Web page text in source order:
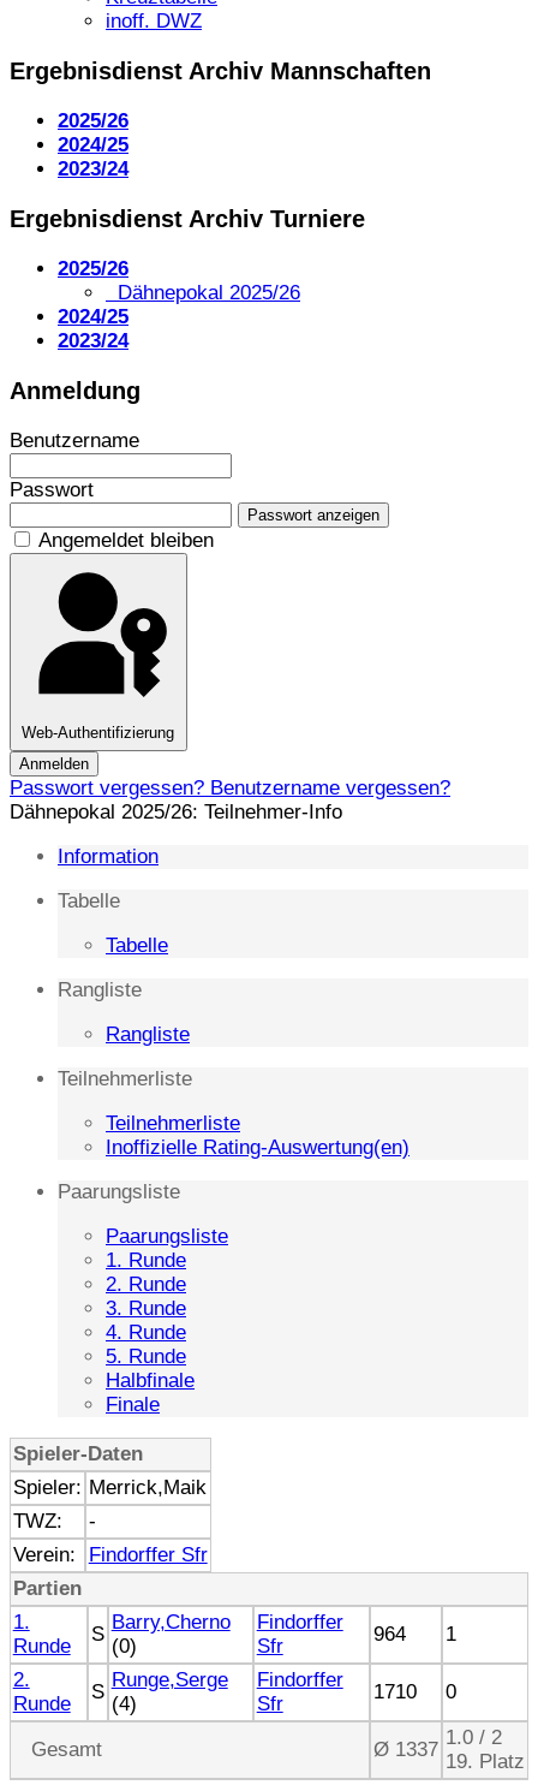
inoff. DWZ
Ergebnisdienst Archiv Mannschaften
2025/26
2024/25
2023/24
Ergebnisdienst Archiv Turniere
2025/26
Dähnepokal 2025/26
2024/25
2023/24
Anmeldung
Benutzername
Passwort
Passwort anzeigen
Angemeldet bleiben
Web-Authentifizierung
Anmelden
Passwort vergessen? Benutzername vergessen?
Dähnepokal 2025/26: Teilnehmer-Info
Information
Tabelle
Tabelle
Rangliste
Rangliste
Teilnehmerliste
Teilnehmerliste
Inoffizielle Rating-Auswertung(en)
Paarungsliste
Paarungsliste
1. Runde
2. Runde
3. Runde
4. Runde
5. Runde
Halbfinale
Finale
Spieler-Daten
Spieler: Merrick,Maik
TWZ:
-
Verein:
Findorffer Sfr
Partien
1.
Runde
S
Barry,Cherno
(0)
Findorffer
Sfr
964
1
2.
Runde
S
Runge,Serge
(4)
Findorffer
Sfr
1710 0
Gesamt Ø 1337
1.0 / 2
19. Platz